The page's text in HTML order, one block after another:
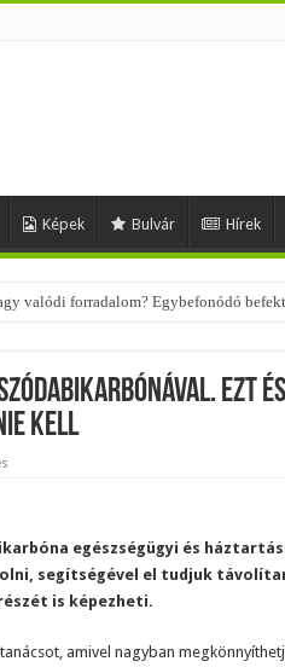
Képek Bulvár Hírek
valódi forradalom? Egybefonódó
Ezt
kell
egészségügyi és
segítségével el tudjuk
is képezheti.
amivel nagyban